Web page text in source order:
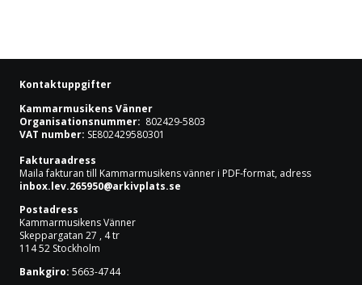
Konserter
Master classes
Rising Stars
Artister
Om oss
Kontaktuppgifter
Kammarmusikens Vänner
Organisationsnummer: 802429-5803
VAT number: SE802429580301
Fakturaadress
Maila fakturan till Kammarmusikens vänner i PDF-format, adress
inbox.lev.265950@arkivplats.se
Postadress
Kammarmusikens Vänner
Skeppargatan 27 , 4 tr
114 52 Stockholm
Bankgiro: 5663-4744